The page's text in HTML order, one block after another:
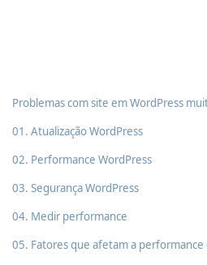
Problemas com site em WordPress
01. Atualização WordPress
02. Performance WordPress
03. Segurança WordPress
04. Medir performance
05. Fatores que afetam a performance